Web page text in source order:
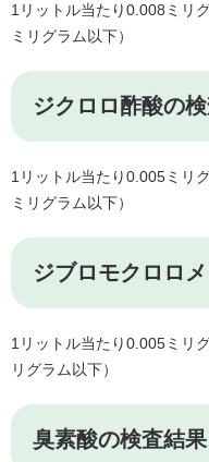
1リットル当たり0.008ミリ
ミリグラム以下）
ジクロロ酢酸の
1リットル当たり0.005ミリ
ミリグラム以下）
ジブロモクロロ
1リットル当たり0.005ミリ
リグラム以下）
臭素酸の検査結果